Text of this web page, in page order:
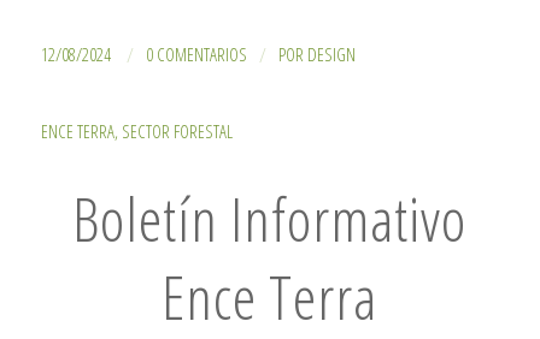
12/08/2024 / 0 COMENTARIOS / POR DESIGN
ENCE TERRA, SECTOR FORESTAL
Boletín Informativo
Ence Terra